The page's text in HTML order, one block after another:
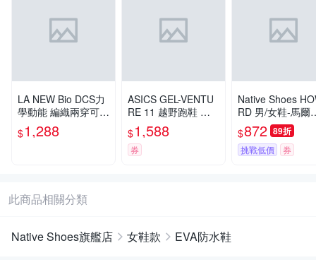
LA NEW Bio DCS力
學動能 編織兩穿可踩
式 防黴抑菌輕便鞋
休閒鞋(男/女多款)
$1,288
ASICS GEL-VENTU
RE 11 越野跑鞋 灰 1
011C161-020 男鞋
$1,588
券
Native Shoes
RD 男/女鞋-馬爾
夫藍
$872 89折
挑戰低價 券
此商品相關分類
Native Shoes旗艦店 女鞋款 EVA防水鞋